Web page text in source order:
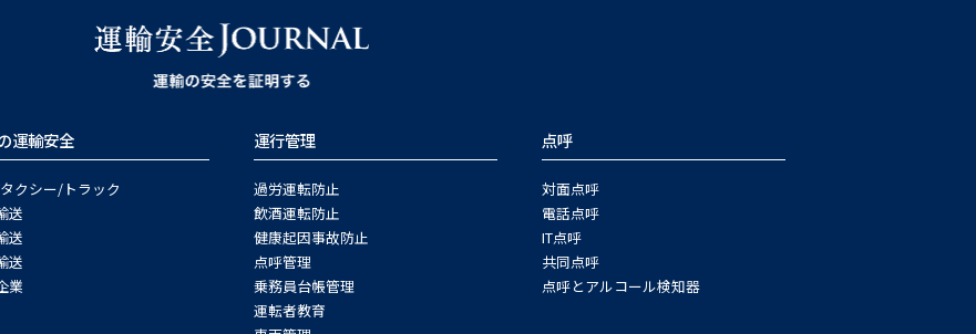
運輸安全
クシー/トラック
送
送
送
業
運行管理
過労運転防止
飲酒運転防止
健康起因事故防止
点呼管理
乗務員台帳管理
運転者教育
点呼
対面点呼
電話点呼
IT点呼
共同点呼
点呼とアルコール検知器